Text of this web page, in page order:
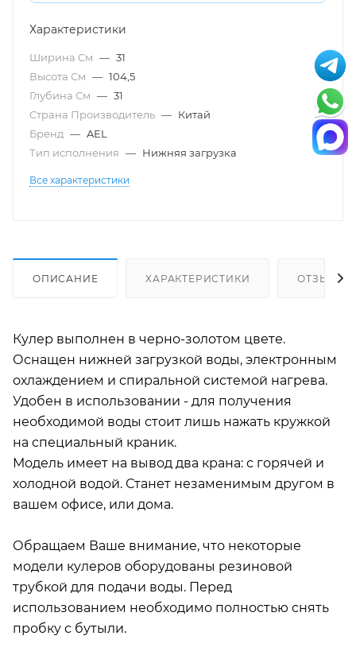
Характеристики
Ширина См — 31
Высота См — 104,5
Глубина См — 31
Страна Производитель — Китай
Бренд — AEL
Тип исполнения — Нижняя загрузка
Все характеристики
ОПИСАНИЕ ХАРАКТЕРИСТИКИ ОТЗЫВЫ
Кулер выполнен в черно-золотом цвете.
Оснащен нижней загрузкой воды, электронным
охлаждением и спиральной системой нагрева.
Удобен в использовании - для получения
необходимой воды стоит лишь нажать кружкой
на специальный краник.
Модель имеет на вывод два крана: с горячей и
холодной водой. Станет незаменимым другом в
вашем офисе, или дома.
Обращаем Ваше внимание, что некоторые
модели кулеров оборудованы резиновой
трубкой для подачи воды. Перед
использованием необходимо полностью снять
пробку с бутыли.